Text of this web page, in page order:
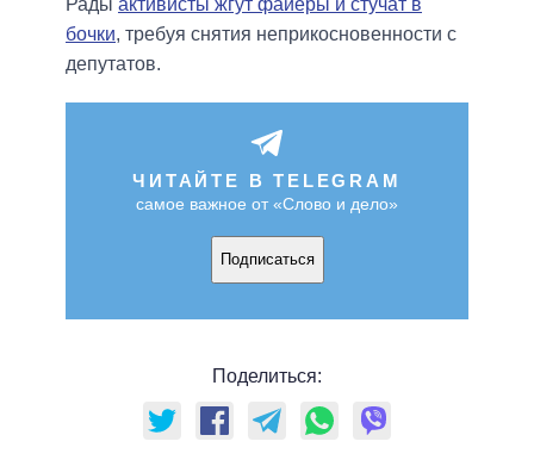
бочки, требуя снятия неприкосновенности с
депутатов.
ЧИТАЙТЕ В TELEGRAM
самое важное от «Слово и дело»
Подписаться
Поделиться: